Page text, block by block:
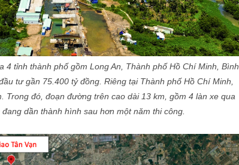
4 tỉnh thành phố gồm Long An, Thành phố Hồ Chí Minh, Bình
tư gần 75.400 tỷ đồng. Riêng tại Thành phố Hồ Chí Minh,
Trong đó, đoạn đường trên cao dài 13 km, gồm 4 làn xe qua
dần thành hình sau hơn một năm thi công.